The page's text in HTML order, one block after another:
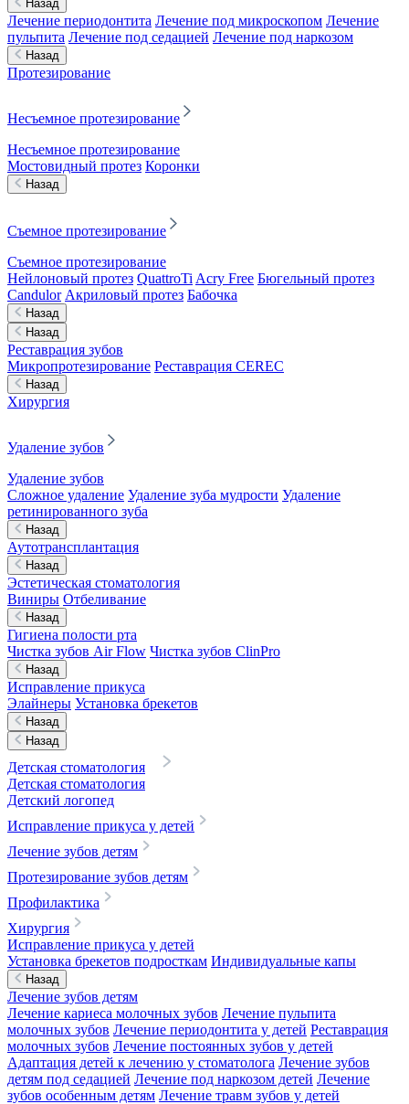
Назад
Лечение периодонтита Лечение под микроскопом Лечение
пульпита Лечение под седацией Лечение под наркозом
Назад
Протезирование
Несъемное протезирование
Несъемное протезирование
Мостовидный протез Коронки
Назад
Съемное протезирование
Съемное протезирование
Нейлоновый протез QuattroTi Acry Free Бюгельный протез
Candulor Акриловый протез Бабочка
Назад
Назад
Реставрация зубов
Микропротезирование Реставрация CEREC
Назад
Хирургия
Удаление зубов
Удаление зубов
Сложное удаление Удаление зуба мудрости Удаление
ретинированного зуба
Назад
Аутотрансплантация
Назад
Эстетическая стоматология
Виниры Отбеливание
Назад
Гигиена полости рта
Чистка зубов Air Flow Чистка зубов ClinPro
Назад
Исправление прикуса
Элайнеры Установка брекетов
Назад
Назад
Детская стоматология
Детская стоматология
Детский логопед
Исправление прикуса у детей
Лечение зубов детям
Протезирование зубов детям
Профилактика
Хирургия
Исправление прикуса у детей
Установка брекетов подросткам Индивидуальные капы
Назад
Лечение зубов детям
Лечение кариеса молочных зубов Лечение пульпита
молочных зубов Лечение периодонтита у детей Реставрация
молочных зубов Лечение постоянных зубов у детей
Адаптация детей к лечению у стоматолога Лечение зубов
детям под седацией Лечение под наркозом детей Лечение
зубов особенным детям Лечение травм зубов у детей